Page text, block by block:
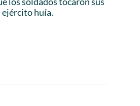
ejército huía.